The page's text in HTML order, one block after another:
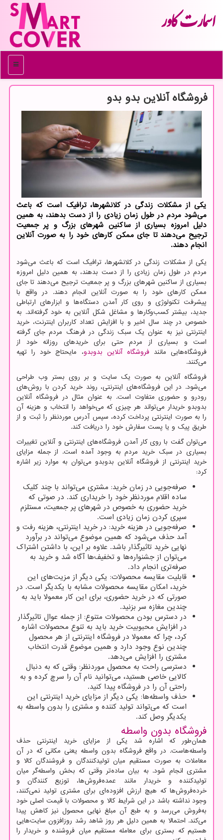
اسمارت كاور
منو
فروشگاه آنلاین بدو بدو
یکی از مشکلات زندگی در کلانشهرها، ترافیک است که باعث
می‌شود مردم در طول زمان زیادی را از دست بدهند، به همین
دلیل امروزه بسیاری از ساکنین شهرهای بزرگ و پر جمعیت
ترجیح می‌دهند تا جای ممکن کارهای خود را به صورت آنلاین
انجام دهند.
یکی از مشکلات زندگی در کلانشهرها، ترافیک است که باعث می‌شود
مردم در طول زمان زیادی را از دست بدهند، به همین دلیل امروزه
بسیاری از ساکنین شهرهای بزرگ و پر جمعیت ترجیح می‌دهند تا جای
ممکن کارهای خود را به صورت آنلاین انجام دهند. در واقع با
پیشرفت تکنولوژی و روی کار آمدن دستگاه‌ها و ابزارهای ارتباطی
جدید، بیشتر کسب‌وکارها و مشاغل شکل آنلاین به خود گرفته‌اند. به
خصوص در چند سال‌ اخیر و با افزایش تعداد کاربران اینترنت، خرید
اینترنتی نیز به عنوان یک سبک زندگی در فرهنگ مردم جای گرفته
است و بسیاری از مردم حتی برای خریدهای روزانه خود از
فروشگاه‌هایی مانندفروشگاه آنلاین بدوبدو، مایحتاج خود را تهیه
می‌کنند.
فروشگاه آنلاین به صورت یک سایت و بر روی بستر وب طراحی
می‌شود. در این فروشگاه‌های اینترنتی، روند خرید کردن با روش‌های
رودرو و حضوری متفاوت است. به عنوان مثال در فروشگاه آنلاین
بدوبدو خریدار می‌تواند هر چیزی که می‌خواهد را انتخاب و هزینه آن
را به صورت اینترنتی پرداخت کرده، سپس آدرس موردنظر را ثبت و از
طریق پیک و یا پست سفارش خود را دریافت ‌کند.
می‌توان گفت با روی کار آمدن فروشگاه‌های اینترنتی و آنلاین تغییرات
بسیاری در سبک خرید مردم به وجود آمده است. از جمله مزایای
خرید اینترنتی از فروشگاه آنلاین بدوبدو می‌توان به موارد زیر اشاره
کرد:
صرفه‌جویی در زمان خرید: مشتری می‌تواند با چند کلیک
ساده اقلام موردنظر خود را خریداری کند. در صوتی که
خرید حضوری به خصوص در شهرهای پر جمعیت، مستلزم
سپری کردن زمان زیادی است.
صرفه‌جویی در هزینه خرید: در خرید اینترنتی، هزینه رفت و
آمد حذف می‌شود که همین موضوع می‌تواند در برآورد
نهایی خرید تاثیرگذار باشد. علاوه بر این، با داشتن اشتراک
می‌توان از جشنواره‌ها و تخفیف‌ها آگاه شد و خرید به
صرفه‌تری انجام داد.
قابلیت مقایسه محصولات: یکی دیگر از مزیت‌های این
خرید، امکان مقایسه محصولات مشابه با یکدیگر است. در
صورتی که در خرید حضوری، برای این کار معمولا باید به
چندین مغازه سر بزنید.
در دسترس بودن محصولات متنوع: از جمله عوال تاثیرگذار
در افزایش محبوبیت خرید باید به تنوع محصولات اشاره
کرد، چرا که معمولا در فروشگاه اینترنتی از هر محصول
چندین نوع وجود دارد و همین موضوع قدرت انتخاب
مشتری را افزایش می‌دهد.
دسترسی راحت به محصول موردنظر: وقتی که به دنبال
کالایی خاصی هستید، می‌توانید نام آن را سرچ کرده و به
راحتی آن را در فروشگاه پیدا کنید.
حذف واسطه‌ها: یکی دیگر از مزایای خرید اینترنتی این
است که می‌تواند تولید کننده و مشتری را بدون واسطه به
یکدیگر وصل کند.
فروشگاه بدون واسطه
همان‌طور که اشاره شد یکی از مزایای خرید اینترنتی حذف
واسطه‌هاست. در واقع فروشگاه بدون واسطه یعنی مکانی که در آن
معاملات به صورت مستقیم میان تولیدکنندگان و فروشندگان کالا و
مشتری انجام شود. به بیان ساده‌تر وقتی که بخش واسطه‌گر میان
تولیدکننده و خریدار مانند عمده‌فروش‌ها، توزیع کنندگان و
خرده‌فروش‌ها که هیچ ارزش افزوده‌ای برای مشتری تولید نمی‌کنند،
وجود نداشته باشد در این شرایط کالا و محصولات با قیمت اصلی خود
به‌فروش می‌رسد و به طبع آن مبلغ نهایی محصول نیز کاهش پیدا
می‌کند. احتمالا به همین دلیل هر روز شاهد رشد روزافزون سایت‌هایی
هستیم که بستری برای معامله مستقیم میان فروشنده و خریدار را